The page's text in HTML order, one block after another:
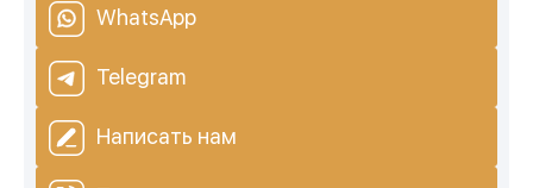
WhatsApp
Telegram
Написать нам